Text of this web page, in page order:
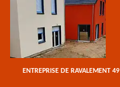
ENTREPRISE DE RAVALEMENT 49